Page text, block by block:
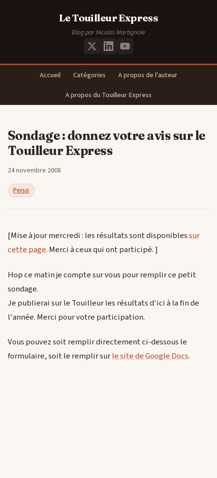
Le Touilleur Express
Blog par Nicolas Martignole
Accueil Catégories
A propos de l'auteur
A propos du Touilleur Express
Sondage : donnez votre avis sur le
Touilleur Express
24 novembre 2008
Perso
[Mise à jour mercredi : les résultats sont disponiblessur
cette page. Merci à ceux qui ont participé. ]
Hop ce matin je compte sur vous pour remplir ce petit
sondage.
Je publierai sur le Touilleur les résultats d'ici à la fin de
l'année. Merci pour votre participation.
Vous pouvez soit remplir directement ci-dessous le
formulaire, soit le remplir surle site de Google Docs.